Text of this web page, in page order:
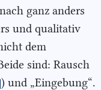
ganz anders
und qualitativ
dem
sind: Rausch
) und „Eingebung“.